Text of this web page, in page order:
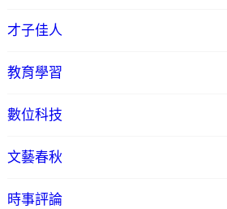
才子佳人
教育學習
數位科技
文藝春秋
時事評論